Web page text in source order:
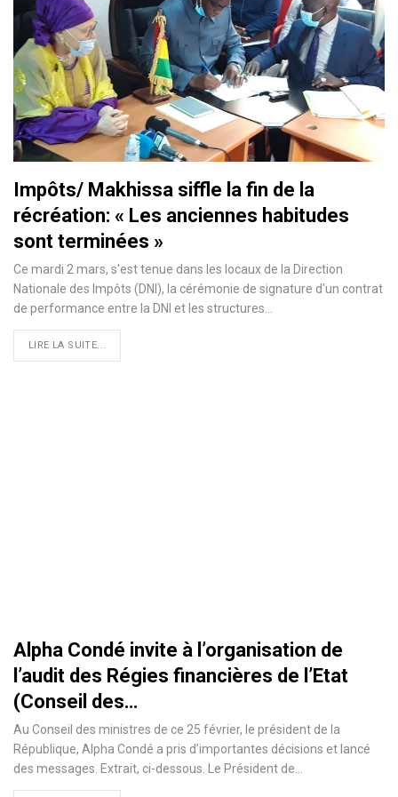
Impôts/ Makhissa siffle la fin de la
récréation: « Les anciennes habitudes
sont terminées »
Ce mardi 2 mars, s'est tenue dans les locaux de la Direction
Nationale des Impôts (DNI), la cérémonie de signature d'un contrat
de performance entre la DNI et les structures
LIRE LA SUITE...
Alpha Condé invite à l’organisation de
l’audit des Régies financières de l’Etat
(Conseil des…
Au Conseil des ministres de ce 25 février, le président de la
République, Alpha Condé a pris d’importantes décisions et lancé
des messages. Extrait, ci-dessous. Le Président de